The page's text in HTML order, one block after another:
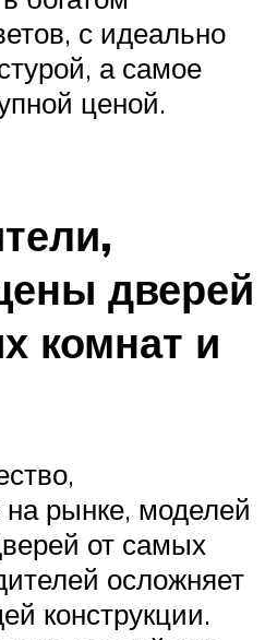
с идеально
а самое
ценой.
дверей
комнат и
рынке, моделей
от самых
осложняет
конструкции.